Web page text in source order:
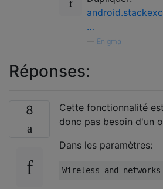
…
Enigma
Réponses:
8
Cette fonctionnalité
donc pas besoin d'un
Dans les paramètres: